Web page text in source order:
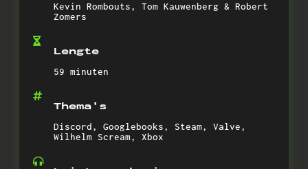
Kevin Rombouts, Tom Kauwenberg & Robert
Zomers
Lengte
59 minuten
Thema's
Discord, Googlebooks, Steam, Valve,
Wilhelm Scream, Xbox